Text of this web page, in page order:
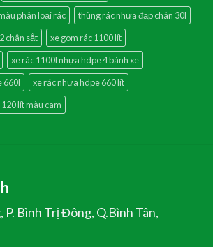
phân loại rác
thùng rác nhựa đạp chân 30l
chân sắt
xe gom rác 1100 lít
xe rác 1100l nhựa hdpe 4 bánh xe
660l
xe rác nhựa hdpe 660 lít
lít màu cam
Bình Trị Đông, Q.Bình Tân,